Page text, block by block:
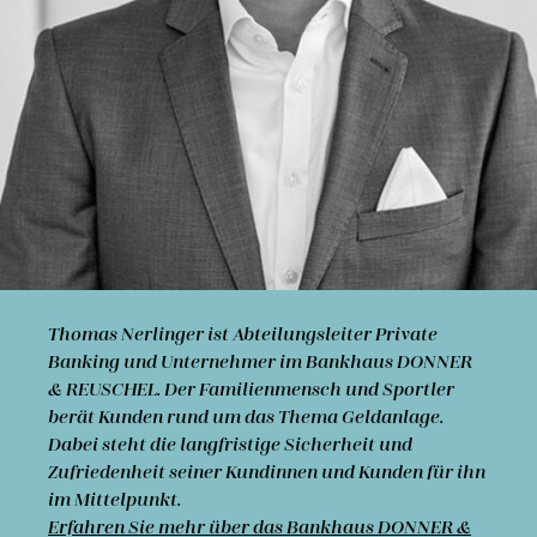
Thomas Nerlinger ist Abteilungsleiter Private
Banking und Unternehmer im Bankhaus DONNER
& REUSCHEL. Der Familien­mensch und Sportler
berät Kunden rund um das Thema Geldanlage.
Dabei steht die langfristige Sicherheit und
Zufriedenheit seiner Kun­din­nen und Kunden für ihn
im Mittelpunkt.
Erfahren Sie mehr über das Bankhaus DONNER &